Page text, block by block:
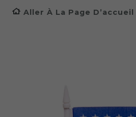
Aller À La Page D’accueil